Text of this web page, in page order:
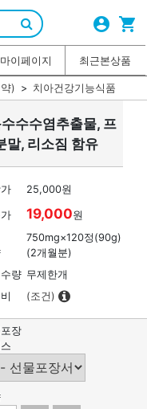
account_circle shopping_cart
마이페이지 최근본상품
) 치아건강기능식품
수수염추출물, 프
말, 리소짐 함유
25,000원
19,000원
750mg×120정(90g)
(2개월분)
량 무제한개
(조건)
장